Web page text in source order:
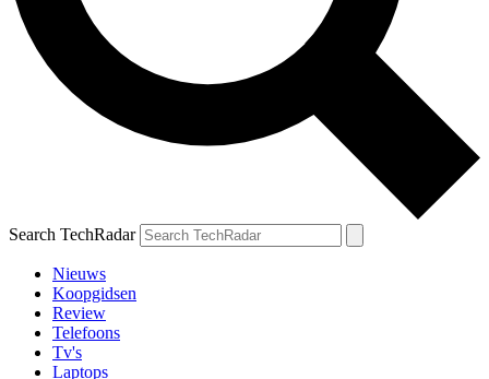
Search TechRadar
Nieuws
Koopgidsen
Review
Telefoons
Tv's
Laptops